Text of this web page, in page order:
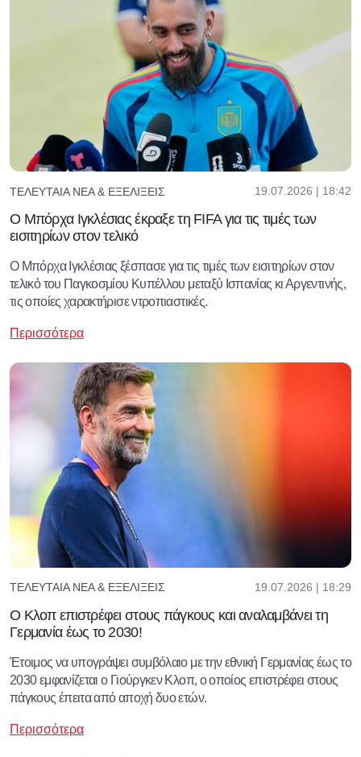
ΤΕΛΕΥΤΑΊΑ ΝΈΑ & ΕΞΕΛΊΞΕΙΣ 19.07.2026 | 18:42
Ο Μπόρχα Ιγκλέσιας έκραξε τη FIFA για τις τιμές των
εισιτηρίων στον τελικό
Ο Μπόρχα Ιγκλέσιας ξέσπασε για τις τιμές των εισιτηρίων στον
τελικό του Παγκοσμίου Κυπέλλου μεταξύ Ισπανίας κι Αργεντινής,
τις οποίες χαρακτήρισε ντροπιαστικές.
Περισσότερα
ΤΕΛΕΥΤΑΊΑ ΝΈΑ & ΕΞΕΛΊΞΕΙΣ 19.07.2026 | 18:29
Ο Κλοπ επιστρέφει στους πάγκους και αναλαμβάνει τη
Γερμανία έως το 2030!
Έτοιμος να υπογράψει συμβόλαιο με την εθνική Γερμανίας έως το
2030 εμφανίζεται ο Γιούργκεν Κλοπ, ο οποίος επιστρέφει στους
πάγκους έπειτα από αποχή δυο ετών.
Περισσότερα